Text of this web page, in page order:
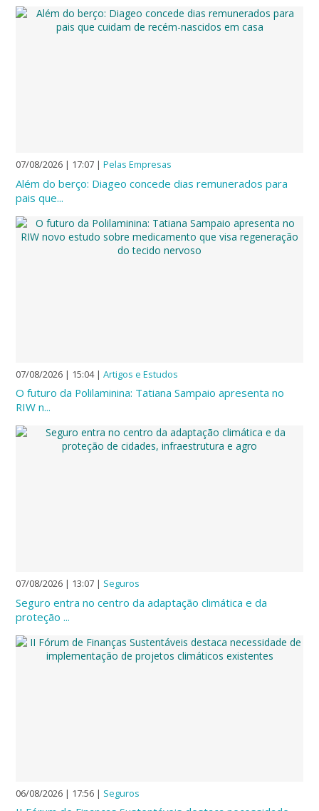
07/08/2026 | 17:07 |Pelas Empresas
Além do berço: Diageo concede dias remunerados para
pais que...
07/08/2026 | 15:04|Artigos e Estudos
O futuro da Polilaminina: Tatiana Sampaio apresenta no
RIW n...
07/08/2026 | 13:07 | Seguros
Seguro entra no centro da adaptação climática e da
proteção ...
06/08/2026 | 17:56 | Seguros